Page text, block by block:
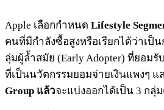
Apple เลือกกำหนด Lifestyle
คนที่มีกำลังซื้อสูงหรือเรียกได้ว่าเป็น
ลุ่มผู้ล้ำสมัย (Early Adopter) ที่ยอม
ที่เป็นนวัตกรรมยอมจ่ายเงินแพงๆ แ
Group แล้วจะแบ่งออกได้เป็น 3 กลุ่